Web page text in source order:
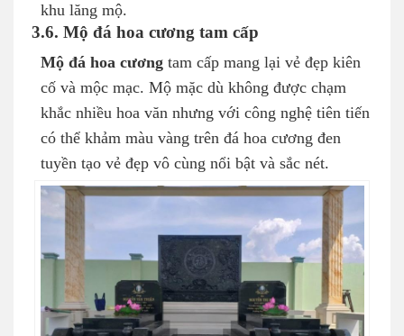
khu lăng mộ.
3.6. Mộ đá hoa cương tam cấp
Mộ đá hoa cương tam cấp mang lại vẻ đẹp kiên
cố và mộc mạc. Mộ mặc dù không được chạm
khắc nhiều hoa văn nhưng với công nghệ tiên tiến
có thể khảm màu vàng trên đá hoa cương đen
tuyền tạo vẻ đẹp vô cùng nổi bật và sắc nét.